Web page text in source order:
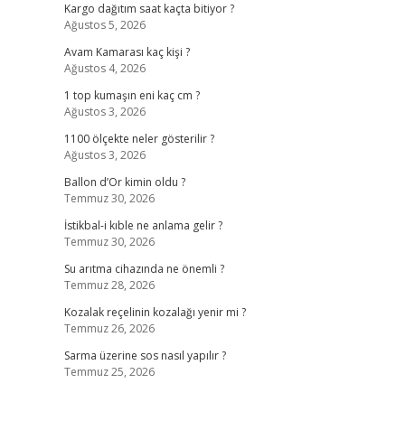
Kargo dağıtım saat kaçta bitiyor ?
Ağustos 5, 2026
Avam Kamarası kaç kişi ?
Ağustos 4, 2026
1 top kumaşın eni kaç cm ?
Ağustos 3, 2026
1100 ölçekte neler gösterilir ?
Ağustos 3, 2026
Ballon d’Or kimin oldu ?
Temmuz 30, 2026
İstikbal-i kıble ne anlama gelir ?
Temmuz 30, 2026
Su arıtma cihazında ne önemli ?
Temmuz 28, 2026
Kozalak reçelinin kozalağı yenir mi ?
Temmuz 26, 2026
Sarma üzerine sos nasıl yapılır ?
Temmuz 25, 2026